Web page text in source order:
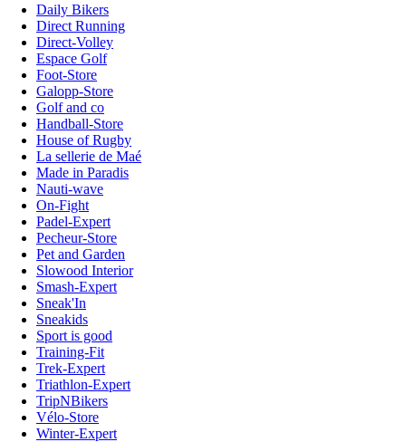
Daily Bikers
Direct Running
Direct-Volley
Espace Golf
Foot-Store
Galopp-Store
Golf and co
Handball-Store
House of Rugby
La sellerie de Maé
Made in Paradis
Nauti-wave
On-Fight
Padel-Expert
Pecheur-Store
Pet and Garden
Slowood Interior
Smash-Expert
Sneak'In
Sneakids
Sport is good
Training-Fit
Trek-Expert
Triathlon-Expert
TripNBikers
Vélo-Store
Winter-Expert